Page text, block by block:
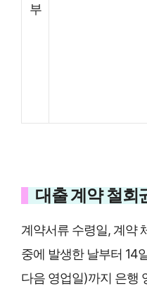
부
대출 계약 철회
계약서류 수령일, 계약
중에 발생한 날부터 14
다음 영업일)까지 은행